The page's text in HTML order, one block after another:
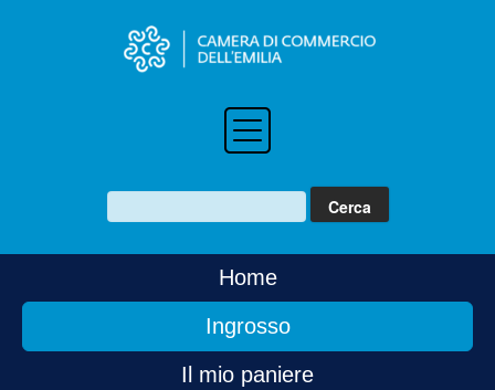
Home
Ingrosso
Il mio paniere